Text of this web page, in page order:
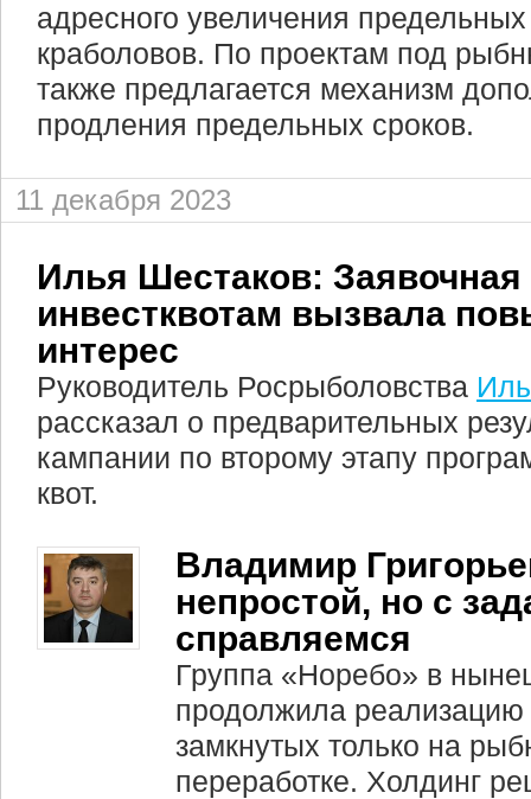
адресного увеличения
краболовов. По проектам под
также предлагается механизм
продления предельных сроков.
11 декабря 2023
Илья Шестаков: Заявочная
инвестквотам вызвала
интерес
Руководитель Росрыболовства
рассказал о предварительных
кампании по второму этапу
квот.
Владимир
непростой, но с
справляемся
Группа «Норебо» в
продолжила реализацию
замкнутых только на
переработке. Холдинг